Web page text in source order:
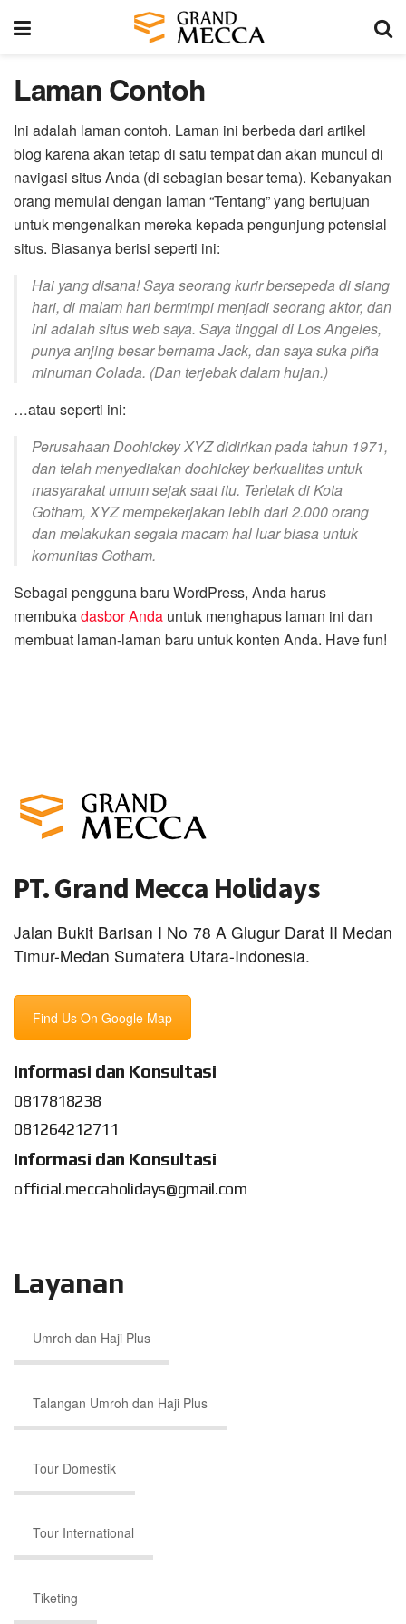
Laman Contoh
Ini adalah laman contoh. Laman ini berbeda dari artikel
blog karena akan tetap di satu tempat dan akan muncul di
navigasi situs Anda (di sebagian besar tema). Kebanyakan
orang memulai dengan laman “Tentang” yang bertujuan
untuk mengenalkan mereka kepada pengunjung potensial
situs. Biasanya berisi seperti ini:
Hai yang disana! Saya seorang kurir bersepeda di siang
hari, di malam hari bermimpi menjadi seorang aktor, dan
ini adalah situs web saya. Saya tinggal di Los Angeles,
punya anjing besar bernama Jack, dan saya suka piña
minuman Colada. (Dan terjebak dalam hujan.)
…atau seperti ini:
Perusahaan Doohickey XYZ didirikan pada tahun 1971,
dan telah menyediakan doohickey berkualitas untuk
masyarakat umum sejak saat itu. Terletak di Kota
Gotham, XYZ mempekerjakan lebih dari 2.000 orang
dan melakukan segala macam hal luar biasa untuk
komunitas Gotham.
Sebagai pengguna baru WordPress, Anda harus
membukadasbor Anda untuk menghapus laman ini dan
membuat laman-laman baru untuk konten Anda. Have fun!
PT. Grand Mecca Holidays
Jalan Bukit Barisan I No 78 A Glugur Darat II Medan
Timur-Medan Sumatera Utara-Indonesia.
Find Us On Google Map
Informasi dan Konsultasi
0817818238
081264212711
Informasi dan Konsultasi
official.meccaholidays@gmail.com
Layanan
Umroh dan Haji Plus
Talangan Umroh dan Haji Plus
Tour Domestik
Tour International
Tiketing